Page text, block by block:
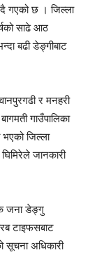
गएको छ । जिल्ला
साढे आठ
बढी डेङ्गीबाट
र मनहरी
गाउँपालिका
जिल्ला
जानकारी
जना डेङ्गु
टाइफसबाट
सूचना अधिकारी